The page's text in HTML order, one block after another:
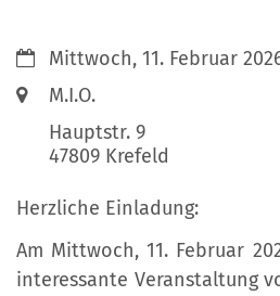
Datum:Mittwoch, 11. Februar
Ort: M.I.O.
Hauptstr. 9
47809 Krefeld
Herzliche Einladung:
Am Mittwoch, 11. Februar
interessante Veranstaltung